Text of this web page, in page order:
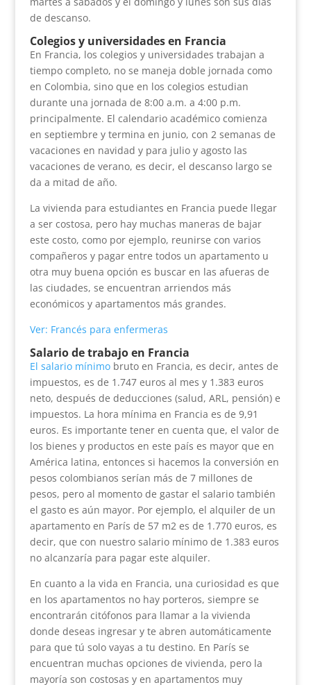
de descanso.
Colegios y universidades en Francia
En Francia, los colegios y universidades trabajan a
tiempo completo, no se maneja doble jornada como
en Colombia, sino que en los colegios estudian
durante una jornada de 8:00 a.m. a 4:00 p.m.
principalmente. El calendario académico comienza
en septiembre y termina en junio, con 2 semanas de
vacaciones en navidad y para julio y agosto las
vacaciones de verano, es decir, el descanso largo se
da a mitad de año.
La vivienda para estudiantes en Francia puede llegar
a ser costosa, pero hay muchas maneras de bajar
este costo, como por ejemplo, reunirse con varios
compañeros y pagar entre todos un apartamento u
otra muy buena opción es buscar en las afueras de
las ciudades, se encuentran arriendos más
económicos y apartamentos más grandes.
Ver: Francés para enfermeras
Salario de trabajo en Francia
El salario mínimobruto en Francia, es decir, antes de
impuestos, es de 1.747 euros al mes y 1.383 euros
neto, después de deducciones (salud, ARL, pensión) e
impuestos. La hora mínima en Francia es de 9,91
euros. Es importante tener en cuenta que, el valor de
los bienes y productos en este país es mayor que en
América latina, entonces si hacemos la conversión en
pesos colombianos serían más de 7 millones de
pesos, pero al momento de gastar el salario también
el gasto es aún mayor. Por ejemplo, el alquiler de un
apartamento en París de 57 m2 es de 1.770 euros, es
decir, que con nuestro salario mínimo de 1.383 euros
no alcanzaría para pagar este alquiler.
En cuanto a la vida en Francia, una curiosidad es que
en los apartamentos no hay porteros, siempre se
encontrarán citófonos para llamar a la vivienda
donde deseas ingresar y te abren automáticamente
para que tú solo vayas a tu destino. En París se
encuentran muchas opciones de vivienda, pero la
mayoría son costosas y en apartamentos muy